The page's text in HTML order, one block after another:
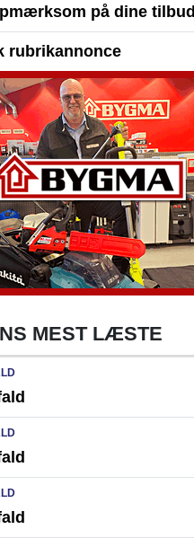
på dine tilbud
rubrikannonce
MEST LÆSTE